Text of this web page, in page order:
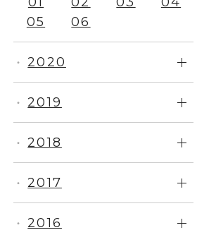
・ 2016
・ 2017
・ 2018
・ 2019
・ 2020
05
06